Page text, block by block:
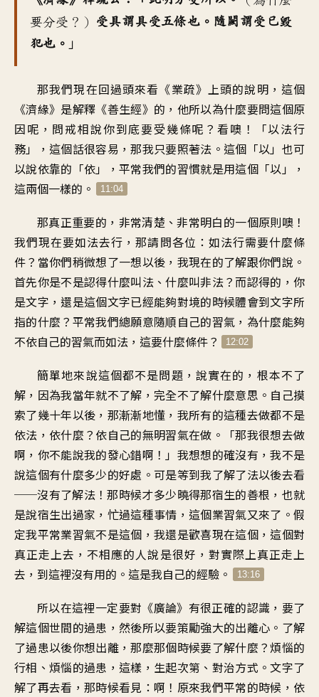
要分受？）
受具謂具受五條也。隨闕謂受已毀
犯也。 」
那我們現在回過頭來看《業疏》上頭的說明，這個
《濟緣》是解釋《善生經》的，他所以為什麼要問這個原
因呢，問戒相說你到底要受幾條呢？看噢！「以法行
務」，這個話很容易，那我只要照著法。這個「以」也可
以說依靠的「依」，平常我們的習慣就是用這個「以」，
這兩個一樣的。
11:04
那真正重要的，非常清楚、非常明白的一個原則噢！
我們現在要如法去行，那請問各位：如法行需要什麼條
件？當你們稍微想了一想以後，我現在的了解跟你們說。
首先你是不是認得什麼叫法、什麼叫非法？而認得的，你
是文字，還是這個文字已經能夠對境的時候體會到文字所
指的什麼？平常我們總願意隨順自己的習氣，為什麼能夠
不依自己的習氣而如法，這要什麼條件？
12:02
簡單地來說這個都不是問題，說實在的，根本不了
解，因為我當年就不了解，完全不了解什麼意思。自己摸
索了幾十年以後，那漸漸地懂，我所有的這種去做都不是
依法，依什麼？依自己的無明習氣在做。「那我很想去做
啊，你不能說我的發心錯啊！」我想想的確沒有，我不是
說這個有什麼多少的好處。可是等到我了解了法以後去看
──沒有了解法！那時候才多少曉得那宿生的善根，也就
是說宿生出過家，忙過這種事情，這個業習氣又來了。假
定我平常業習氣不是這個，我還是歡喜現在這個，這個對
真正走上去，不相應的人說是很好，對實際上真正走上
去，到這裡沒有用的。這是我自己的經驗。
13:16
所以在這裡一定要對《廣論》有很正確的認識，要了
解這個世間的過患，然後所以要策勵強大的出離心。了解
了過患以後你想出離，那麼那個時候要了解什麼？煩惱的
行相、煩惱的過患，這樣，生起次第、對治方式。文字了
解了再去看，那時候看見：啊！原來我們平常的時候，依